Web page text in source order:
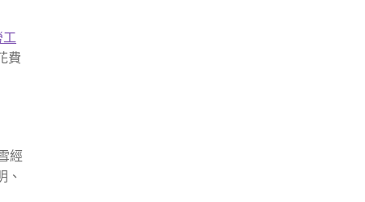
工
費
經
、